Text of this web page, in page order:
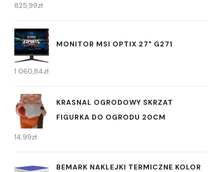
825,99zł
MONITOR MSI OPTIX 27" G271
1 060,84zł
KRASNAL OGRODOWY SKRZAT
FIGURKA DO OGRODU 20CM
14,99zł
BEMARK NAKLEJKI TERMICZNE KOLOR